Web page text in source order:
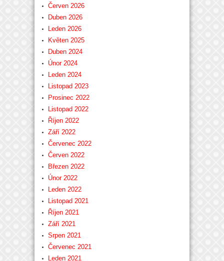
Červen 2026
Duben 2026
Leden 2026
Květen 2025
Duben 2024
Únor 2024
Leden 2024
Listopad 2023
Prosinec 2022
Listopad 2022
Říjen 2022
Září 2022
Červenec 2022
Červen 2022
Březen 2022
Únor 2022
Leden 2022
Listopad 2021
Říjen 2021
Září 2021
Srpen 2021
Červenec 2021
Leden 2021